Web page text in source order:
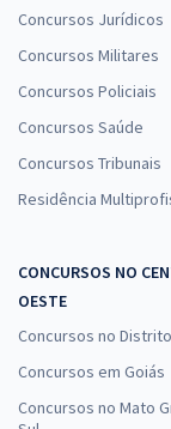
UFRGS -
Concursos Jurídicos
Concursos Militares
Concursos Policiais
Concursos Saúde
Concursos Tribunais
Residência
CONCURSOS NO
OESTE
Concursos no
Concursos em Goiás
Concursos no Mato